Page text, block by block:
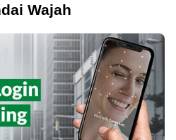
Wajah